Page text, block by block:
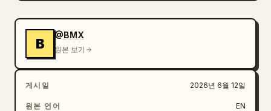
다.
0:08.5–0:09.7 그녀의 눈을 극도로 클로즈업하며, 수
분이 얇은 빛줄기를 포착합니다. 심장 박동 같은 낮은
맥박 소리를 제외하고는 거의 무음입니다.
0:09.7–0:10.9 추상적인 반사 파편들이 유리 패널을
가로질러 그녀의 얼굴을 여러 개로 증폭시킵니다. 천천
B
@BMX
원본 보기
게시일 2026년 6월 12일
원본 언어 EN